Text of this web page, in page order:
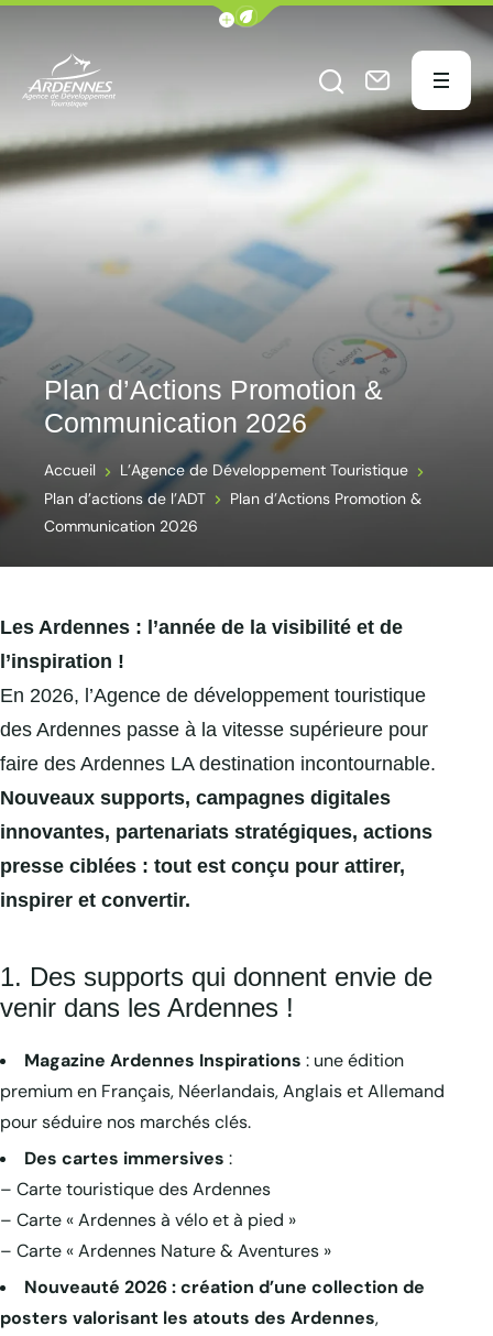
Afficher la barre de navigation du
ADT des Ardennes Pro
Ouvrir le
Nous Menu
Plan d’Actions Promotion &
Communication 2026
Accueil
L’Agence de Développement Touristique
Plan d’actions de l’ADT
Plan d’Actions Promotion &
Communication 2026
Les Ardennes : l’année de la visibilité et de
l’inspiration !
En 2026, l’Agence de développement touristique
des Ardennes passe à la vitesse supérieure pour
faire des Ardennes LA destination incontournable.
Nouveaux supports, campagnes digitales
innovantes, partenariats stratégiques, actions
presse ciblées : tout est conçu pour attirer,
inspirer et convertir.
1. Des supports qui donnent envie de
venir dans les Ardennes !
Magazine Ardennes Inspirations : une édition
premium en Français, Néerlandais, Anglais et Allemand
pour séduire nos marchés clés.
Des cartes immersives :
– Carte touristique des Ardennes
– Carte « Ardennes à vélo et à pied »
– Carte « Ardennes Nature & Aventures »
Nouveauté 2026 : création d’une collection de
posters valorisant les atouts des Ardennes,